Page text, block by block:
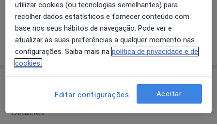
Psicoses Induzidas por Substâncias
Mostrar mais detalhes
sobre a experiência
Primeira consulta Psiquiatria
Detalhes
utilizar cookies (ou tecnologias semelhantes) para
recolher dados estatísticos e fornecer conteúdo com
base nos seus hábitos de navegação. Pode ver e
atualizar as suas preferências a qualquer momento nas
configurações. Saiba mais na política de privacidade e de
cookies.
Editar configurações Aceitar